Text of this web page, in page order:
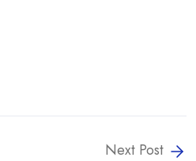
Next Post